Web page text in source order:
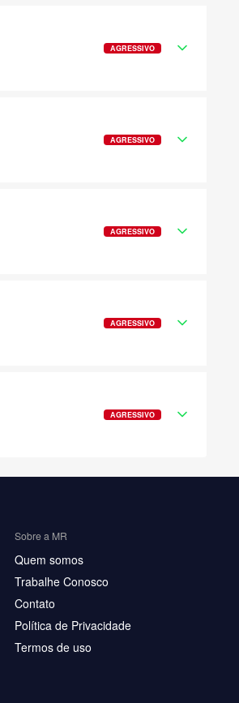
AGRESSIVO
AGRESSIVO
AGRESSIVO
AGRESSIVO
AGRESSIVO
Sobre a MR
Quem somos
Trabalhe Conosco
Contato
Política de Privacidade
Termos de uso